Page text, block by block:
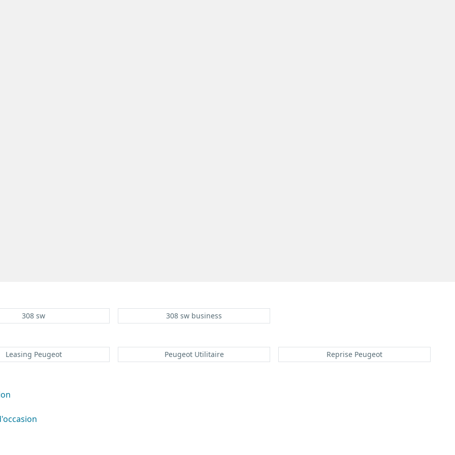
308 sw 308 sw business
Leasing Peugeot Peugeot Utilitaire Reprise Peugeot